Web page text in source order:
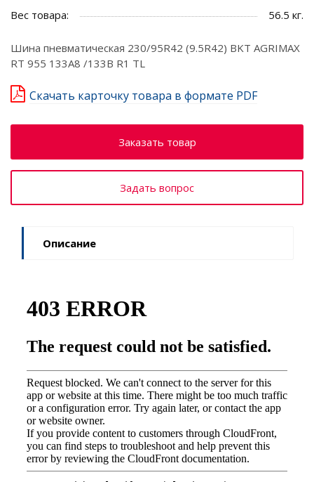
Вес товара:
56.5 кг.
Шина пневматическая 230/95R42 (9.5R42) BKT AGRIMAX
RT 955 133A8 /133B R1 TL
Скачать карточку товара в формате PDF
Заказать товар
Задать вопрос
Описание